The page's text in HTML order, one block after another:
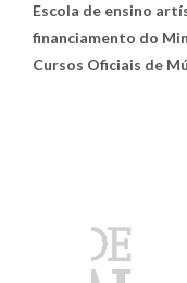
Escola de ensino
financiamento do
Cursos Oficiais de